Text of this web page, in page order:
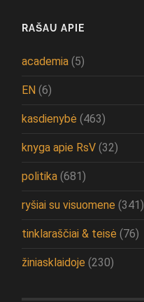
RAŠAU APIE
academia (5)
EN (6)
kasdienybė (463)
knyga apie RsV (32)
politika (681)
ryšiai su visuomene (341)
tinklaraščiai & teisė (76)
žiniasklaidoje (230)